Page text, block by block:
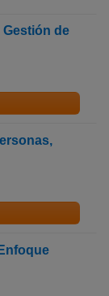
Gestión de